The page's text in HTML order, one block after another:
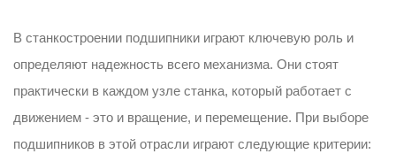
В станкостроении подшипники играют ключевую роль и
определяют надежность всего механизма. Они стоят
практически в каждом узле станка, который работает с
движением - это и вращение, и перемещение. При выборе
подшипников в этой отрасли играют следующие критерии: